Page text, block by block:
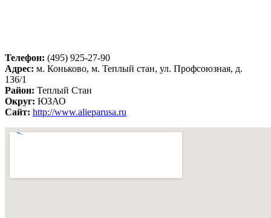
Телефон: (495) 925-27-90
Адрес: м. Коньково, м. Теплый стан, ул. Профсоюзная, д.
136/1
Район: Теплый Стан
Округ: ЮЗАО
Сайт: http://www.alieparusa.ru